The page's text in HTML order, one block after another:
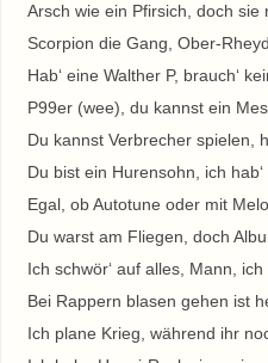
Arsch wie ein Pfirsich, doch sie
Scorpion die Gang, Ober-
Hab‘ eine Walther P, brauch‘
P99er (wee), du kannst ein
Du kannst Verbrecher spielen,
Du bist ein Hurensohn, ich
Egal, ob Autotune oder mit
Du warst am Fliegen, doch
Ich schwör‘ auf alles, Mann,
Bei Rappern blasen gehen ist
Ich plane Krieg, während ihr